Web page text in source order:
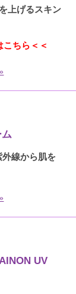
上げるスキン
こちら＜＜
線から肌を
UV